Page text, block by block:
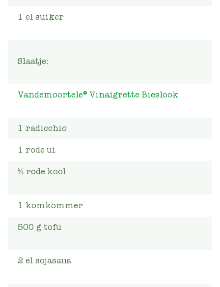
1 el suiker
Slaatje:
Vandemoortele® Vinaigrette Bieslook
1 radicchio
1 rode ui
¼ rode kool
1 komkommer
500 g tofu
2 el sojasaus